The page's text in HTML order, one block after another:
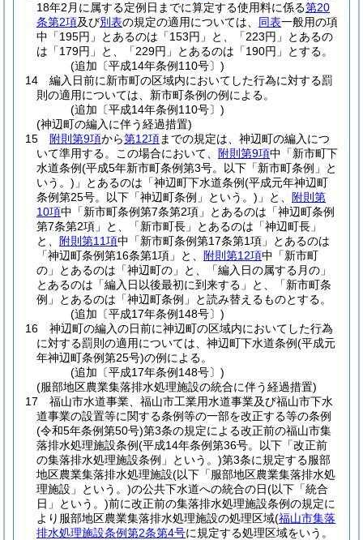
18年2月に属する定例日までに算定する使用料に係る第20
条第2項及び別表の規定の適用については、 同表一般用の項
中「195円」とあるのは「153円」と、「223円」とあるの
は「179円」と、「229円」とあるのは「190円」とする。
(追加〔平成14年条例110号〕)
14
編入日前に新市町の区域内においてした行為に対する罰
則の適用については、新市町条例の例による。
(追加〔平成14年条例110号〕)
(神辺町の編入に伴う経過措置)
15
附則第9項から第12項までの規定は、神辺町の編入につ
いて準用する。
この場合において、 附則第9項中「新市町下
水道条例(平成5年新市町条例第3号。以下「新市町条例」と
いう。) 」とあるのは「神辺町下水道条例(平成元年神辺町
条例第25号。以下「神辺町条例」という。) 」と、
附則第
10項中「新市町条例第7条第2項」とあるのは「神辺町条例
第7条第2項」と、「新市町長」とあるのは「神辺町長」
と、
附則第11項中「新市町条例第17条第1項」とあるのは
「神辺町条例第16条第1項」と、
附則第12項中「新市町
の」とあるのは「神辺町の」と、「編入日の属する月の」
とあるのは「編入日以後最初に到来する」と、「新市町条
例」とあるのは「神辺町条例」と読み替えるものとする。
(追加〔平成17年条例148号〕)
16
神辺町の編入の日前に神辺町の区域内においてした行為
に対する罰則の適用については、神辺町下水道条例(平成元
年神辺町条例第25号)の例による。
(追加〔平成17年条例148号〕)
(服部地区農業集落排水処理施設の統合に伴う経過措置)
17
福山市水道事業、福山市工業用水道事業及び福山市下水
道事業の設置等に関する条例等の一部を改正する等の条例
(令和5年条例第50号)第3条の規定による改正前の福山市集
落排水処理施設条例(平成14年条例第36号。以下「改正前
の集落排水処理施設条例」という。)第3条に規定する服部
地区農業集落排水処理施設(以下「服部地区農業集落排水処
理施設」という。)の公共下水道への統合の日(以下「統合
日」という。)前に改正前の集落排水処理施設条例の規定に
より服部地区農業集落排水処理施設の処理区域(福山市集落
排水処理施設条例第2条第4号に規定する処理区域をいう。